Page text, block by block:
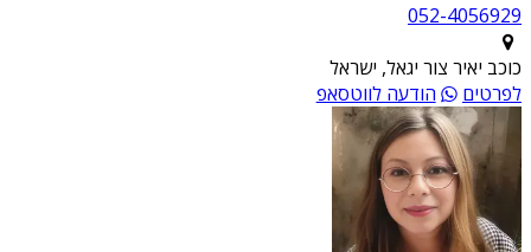
052-4056929
כוכב יאיר צור יגאל, ישראל
לפרטים
הודעה לווטסאפ